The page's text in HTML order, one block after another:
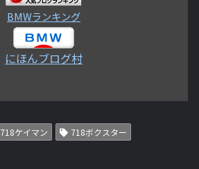
BMWランキング
にほんブログ村
718ケイマン
718ボクスター